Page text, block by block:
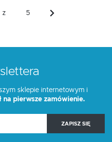
z 5
sklepie internetowym i
na pierwsze zamówienie.
ZAPISZ SIĘ